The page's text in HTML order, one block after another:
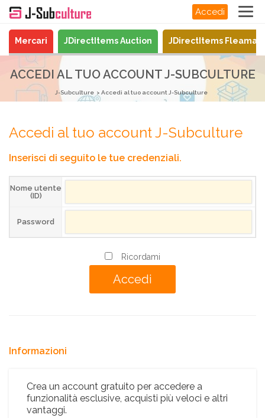
Accedi
Mercari JDirectItems Auction JDirectItems
ACCEDI AL TUO ACCOUNT J-SUBCULTURE
J-Subculture Accedi al tuo account J-Subculture
Accedi al tuo account J-Subculture
Inserisci di seguito le tue credenziali.
Nome utente
(ID)
Password
Ricordami
Informazioni
Crea un account gratuito per accedere a
funzionalità esclusive, acquisti più veloci e altri
vantaggi.